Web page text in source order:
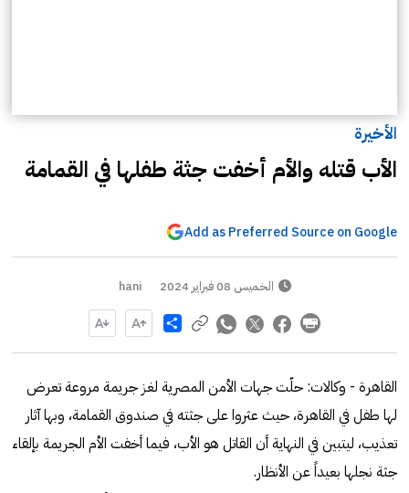
الأخيرة
الأب قتله والأم أخفت جثة طفلها في القمامة
Add as Preferred Source on Google
الخميس 08 فبراير 2024 hani
Share
القاهرة - وكالات: حلّت جهات الأمن المصرية لغز جريمة مروعة تعرض
لها طفل في القاهرة، حيث عثروا على جثته في صندوق القمامة، وبها آثار
تعذيب، ليتبين في النهاية أن القاتل هو الأب، فيما أخفت الأم الجريمة بإلقاء
جثة نجلها بعيداً عن الأنظار.